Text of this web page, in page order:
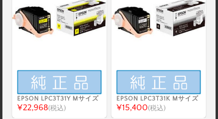
EPSON LPC3T31Y Mサイズ
¥22,968(税込)
EPSON LPC3T31K Mサイズ
¥15,400(税込)